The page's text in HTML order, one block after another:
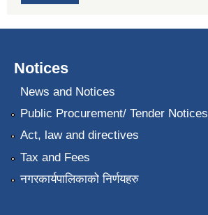
Notices
News and Notices
Public Procurement/ Tender Notices
Act, law and directives
Tax and Fees
नगरकार्यपालिकाको निर्णयहरु